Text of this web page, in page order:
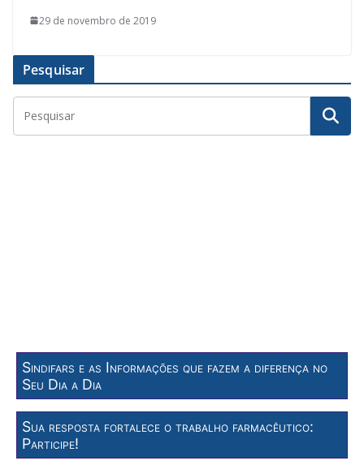
29 de novembro de 2019
Pesquisar
Sindifars e as Informações que fazem a diferença no
Seu Dia a Dia
Sua resposta fortalece o trabalho farmacêutico:
Participe!